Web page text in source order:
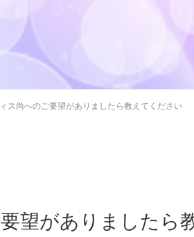
ス尚へのご要望がありましたら教えてください
望がありましたら